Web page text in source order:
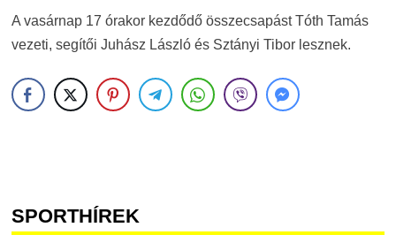
A vasárnap 17 órakor kezdődő összecsapást Tóth Tamás
vezeti, segítői Juhász László és Sztányi Tibor lesznek.
SPORTHÍREK